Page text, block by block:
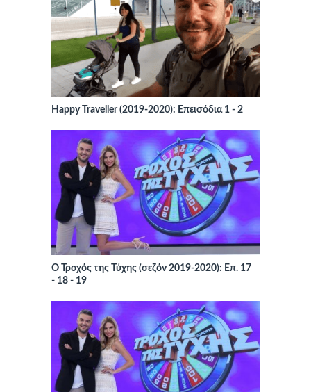
Happy Traveller (2019-2020): Επεισόδια 1 - 2
Ο Τροχός της Τύχης (σεζόν 2019-2020): Επ. 17
- 18 - 19